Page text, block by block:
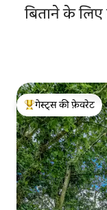
बिताने के लिए
गेस्ट्स का टॉप फ़ेवरेट
गेस्ट्स की फ़ेवरेट